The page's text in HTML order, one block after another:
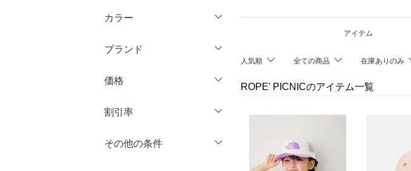
パンツ
ワンピース・ドレス
スカート
オールインワン・オーバ
ーオール
バッグ
M
XL
カラー
クリア
ブランド
価格
絞り込み
割引率
％OFF～ ％OFF
その他の条件
アイテム
人気順 全ての商品 在庫ありのみ
ROPE' PICNICのアイテム一覧